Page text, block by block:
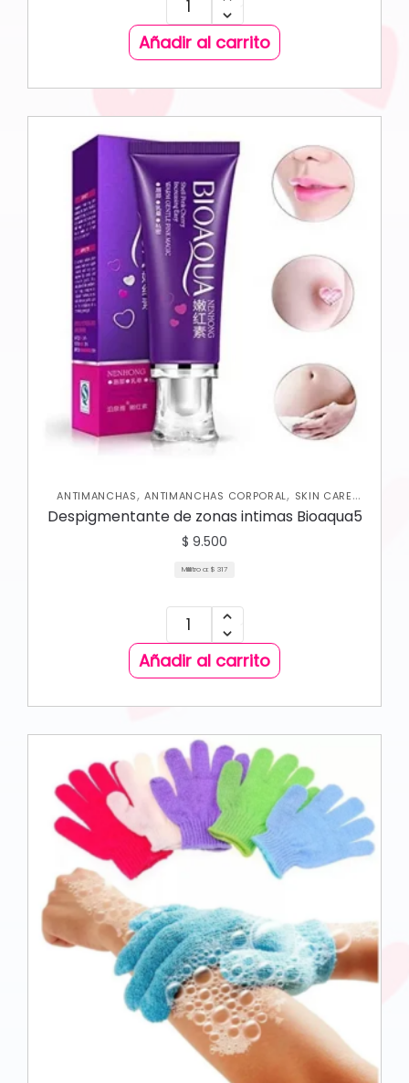
Añadir al carrito
ANTIMANCHAS,ANTIMANCHAS CORPORAL, SKIN CARE
CORPORAL,SKIN CARE FACIAL
Despigmentante de zonas intimas Bioaqua5
$ 9.500
Mililitro a: $ 317
Añadir al carrito